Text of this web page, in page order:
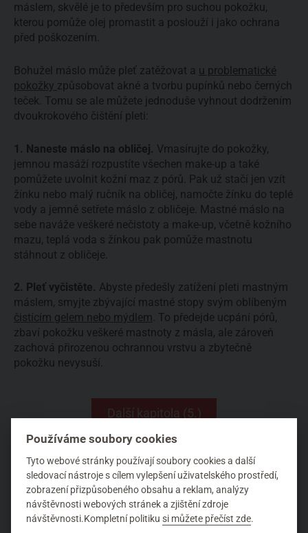
máslem, skvělé je to především pro suchou pokožku,
kterou pomůže olej promastit a poslouží i jako ochrana
před poškozením.
Bohužel máslo může pleť zatěžovat a u problematické
pokožky způsobovat akné a tvorbu pupínků nebo černých
teček. Tomu se ale můžete jednoduše vyhnout dodržením
dvoukrokového čištění pleti:
1. Naneste máslo na obličej. Vmasírujte do pokožky,
jemnou masáží rozpustíte všechen make-up a také
pomůžete uvolnit kožní maz z pórů. Pak už stačí jen vzít
žínku nebo malý ručník na obličej, namočte žínku do teplé
vody a jemně setřete máslo z obličeje. Mastné máslo na
sebe naváže veškeré nečistoty a make-up, včetně kožního
mazu, teplá voda s žínkou pak pomůže mastnotu
stáhnout z obličeje.
2. Pleť vyčistěte. Abyste předešly zatížení pleti mastným
máslem, smyjte zbývající mastné stopy svým oblíbeným
čistícím gelem nebo mýdlem . To předejde ucpání pórů,
zbaví pokožku veškeré mastnoty z másla, ale zároveň
zachová přirozenou ochrannou vrstvu a zbytečně
pokožku nevysuší.
Další kapitola (5.)
Používáme soubory cookies
Tyto webové stránky používají soubory cookies a další
sledovací nástroje s cílem vylepšení uživatelského prostředí,
zobrazení přizpůsobeného obsahu a reklam, analýzy
návštěvnosti webových stránek a zjištění zdroje
návštěvnosti.Kompletní politikusi můžete přečíst zde.